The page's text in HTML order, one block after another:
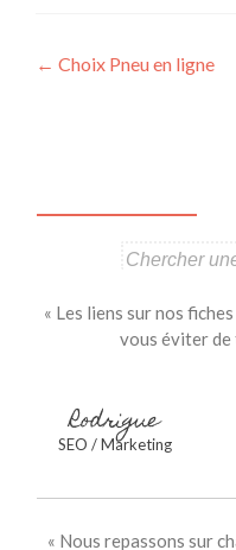
Navigation
← Choix Pneu en ligne
« Les liens sur nos
vous éviter de
Rodrigue
SEO / Marketing
« Nous repassons sur